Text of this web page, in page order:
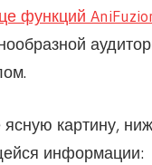
функций
ясную картину,
информации: